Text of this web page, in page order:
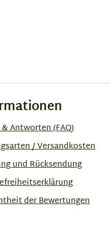
Antworten (FAQ)
/ Versandkosten
und Rücksendung
der Bewertungen